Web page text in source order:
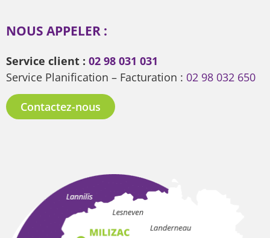
NOUS APPELER :
Service client : 02 98 031 031
Service Planification – Facturation : 02 98 032 650
Contactez-nous